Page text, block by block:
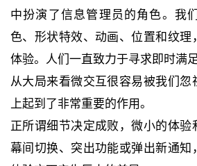
中扮演了信息管理员的角色。我
色、形状特效、动画、位置和纹理
体验。人们一直致力于寻求即时满足
从大局来看微交互很容易被我们忽
上起到了非常重要的作用。
正所谓细节决定成败，微小的体验
幕间切换、突出功能或弹出新通知